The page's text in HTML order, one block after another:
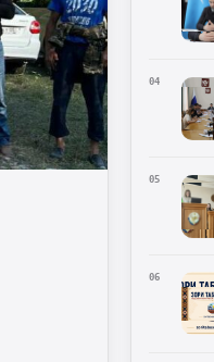
04
05
06